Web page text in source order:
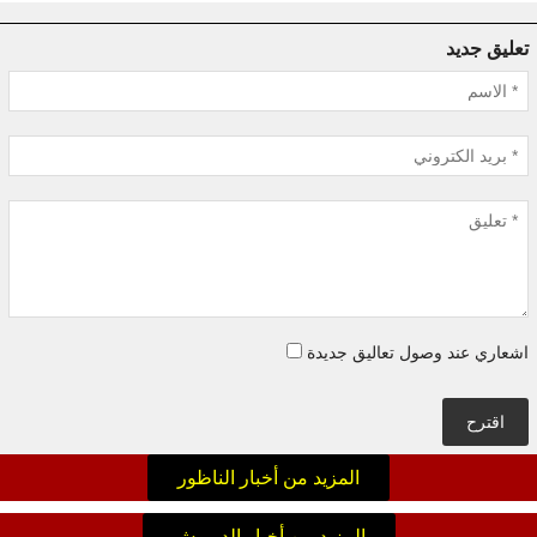
تعليق جديد
اشعاري عند وصول تعاليق جديدة
اقترح
المزيد من أخبار الناظور